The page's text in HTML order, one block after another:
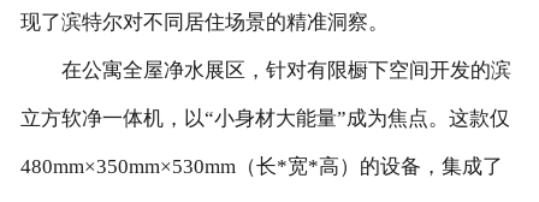
现了滨特尔对不同居住场景的精准洞察。
在公寓全屋净水展区，针对有限橱下空间开发的滨
立方软净一体机，以“小身材大能量”成为焦点。这款仅
480mm×350mm×530mm（长*宽*高）的设备，集成了